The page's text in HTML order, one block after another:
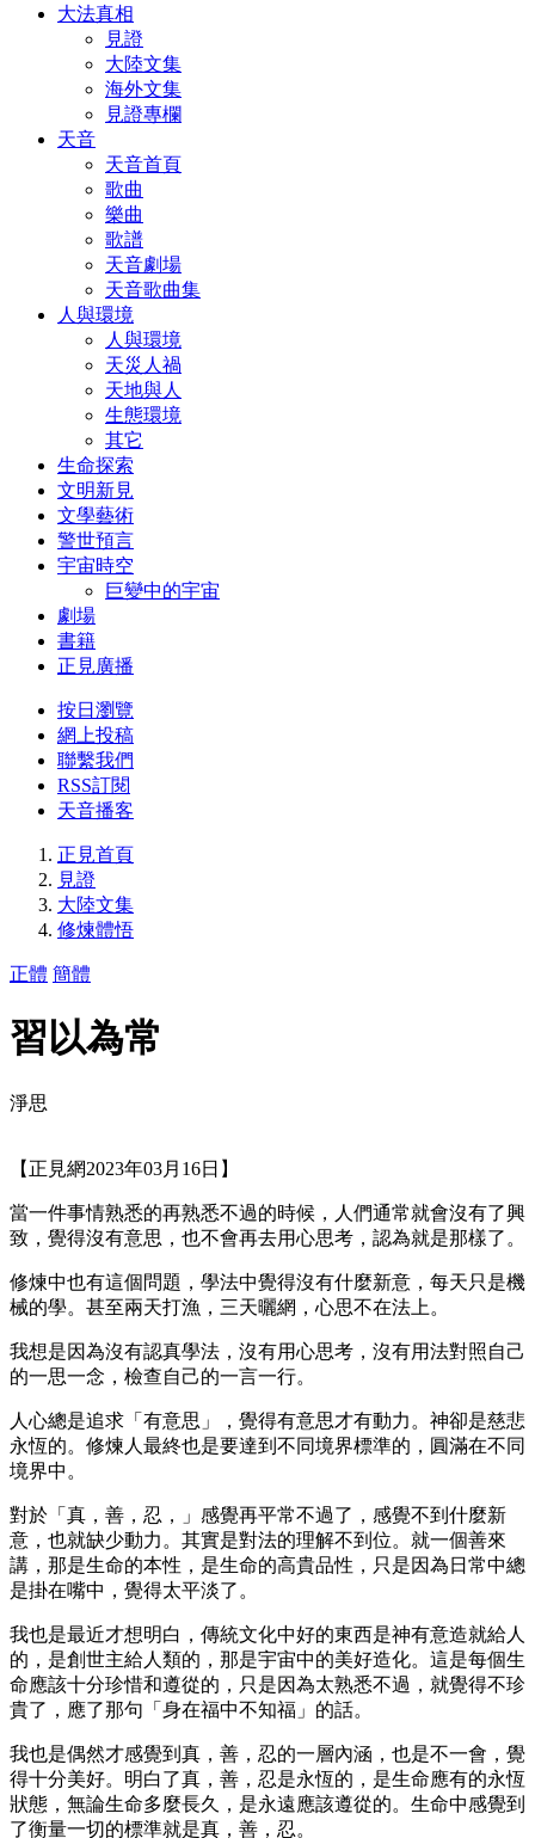
大法真相
見證
大陸文集
海外文集
見證專欄
天音
天音首頁
歌曲
樂曲
歌譜
天音劇場
天音歌曲集
人與環境
人與環境
天災人禍
天地與人
生態環境
其它
生命探索
文明新見
文學藝術
警世預言
宇宙時空
巨變中的宇宙
劇場
書籍
正見廣播
按日瀏覽
網上投稿
聯繫我們
RSS訂閱
天音播客
正見首頁
見證
大陸文集
修煉體悟
正體 簡體
習以為常
淨思
【正見網2023年03月16日】
當一件事情熟悉的再熟悉不過的時候，人們通常就會沒有了興
致，覺得沒有意思，也不會再去用心思考，認為就是那樣了。
修煉中也有這個問題，學法中覺得沒有什麼新意，每天只是機
械的學。甚至兩天打漁，三天曬網，心思不在法上。
我想是因為沒有認真學法，沒有用心思考，沒有用法對照自己
的一思一念，檢查自己的一言一行。
人心總是追求「有意思」，覺得有意思才有動力。神卻是慈悲
永恆的。修煉人最終也是要達到不同境界標準的，圓滿在不同
境界中。
對於「真，善，忍，」感覺再平常不過了，感覺不到什麼新
意，也就缺少動力。其實是對法的理解不到位。就一個善來
講，那是生命的本性，是生命的高貴品性，只是因為日常中總
是掛在嘴中，覺得太平淡了。
我也是最近才想明白，傳統文化中好的東西是神有意造就給人
的，是創世主給人類的，那是宇宙中的美好造化。這是每個生
命應該十分珍惜和遵從的，只是因為太熟悉不過，就覺得不珍
貴了，應了那句「身在福中不知福」的話。
我也是偶然才感覺到真，善，忍的一層內涵，也是不一會，覺
得十分美好。明白了真，善，忍是永恆的，是生命應有的永恆
狀態，無論生命多麼長久，是永遠應該遵從的。生命中感覺到
了衡量一切的標準就是真，善，忍。